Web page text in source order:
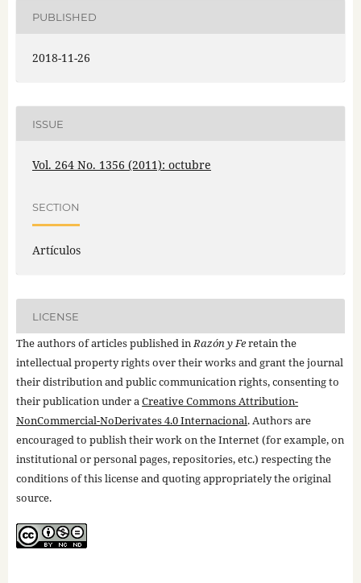
PUBLISHED
2018-11-26
ISSUE
Vol. 264 No. 1356 (2011): octubre
SECTION
Artículos
LICENSE
The authors of articles published inRazón y Feretain the
intellectual property rights over their works and grant the journal
their distribution and public communication rights, consenting to
their publication under aCreative Commons Attribution-
NonCommercial-NoDerivates 4.0 Internacional. Authors are
encouraged to publish their work on the Internet (for example, on
institutional or personal pages, repositories, etc.) respecting the
conditions of this license and quoting appropriately the original
source.